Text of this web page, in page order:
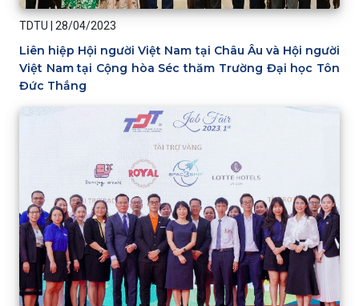
TDTU 28/04/2023
Liên hiệp Hội người Việt Nam tại Châu Âu và Hội người
Việt Nam tại Cộng hòa Séc thăm Trường Đại học Tôn
Đức Thắng